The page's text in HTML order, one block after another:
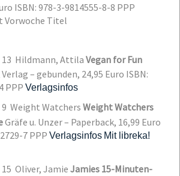
ISBN: 978-3-9814555-8-8 PPP
Vorwoche Titel
13 Hildmann, Attila Vegan for Fun
– gebunden, 24,95 Euro ISBN:
PPP Verlagsinfos
9 Weight Watchers Weight Watchers
Gräfe u. Unzer – Paperback, 16,99 Euro
7 PPP Verlagsinfos Mit libreka!
15 Oliver, Jamie Jamies 15-Minuten-